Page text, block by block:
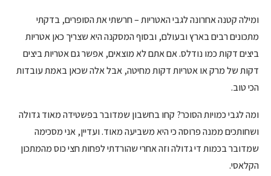
ומילה קטנה אחרונה לגבי האטריות – חרשתי את הסופרים, בדקתי
מתכונים רבים בארץ ובעולם, ובסוף המסקנה היא שצריך כאן אטריות
ביצים דקות כמו נודלס. אם אתם לא מוצאים, אפשר גם אטריות ביצים
דקות של מרק או אטריות דקות מחיטה, אבל אלה שכאן באמת עובדות
הכי טוב.
ומה לגבי כמויות הסוכר? קחו בחשבון שמדובר בפשטידה מאוד גדולה
ושחותכים ממנה פרוסה כי היא משביעה מאוד. ועדיין, אני מסכימה
שמדובר בכמות די גדולה וזה אחרי שהורדתי לפחות חצי כוס מהמתכון
הקלאסי.